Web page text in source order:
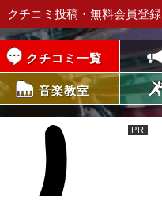
クチコミ投稿・無料会員登録
クチコミ一覧
音楽教室